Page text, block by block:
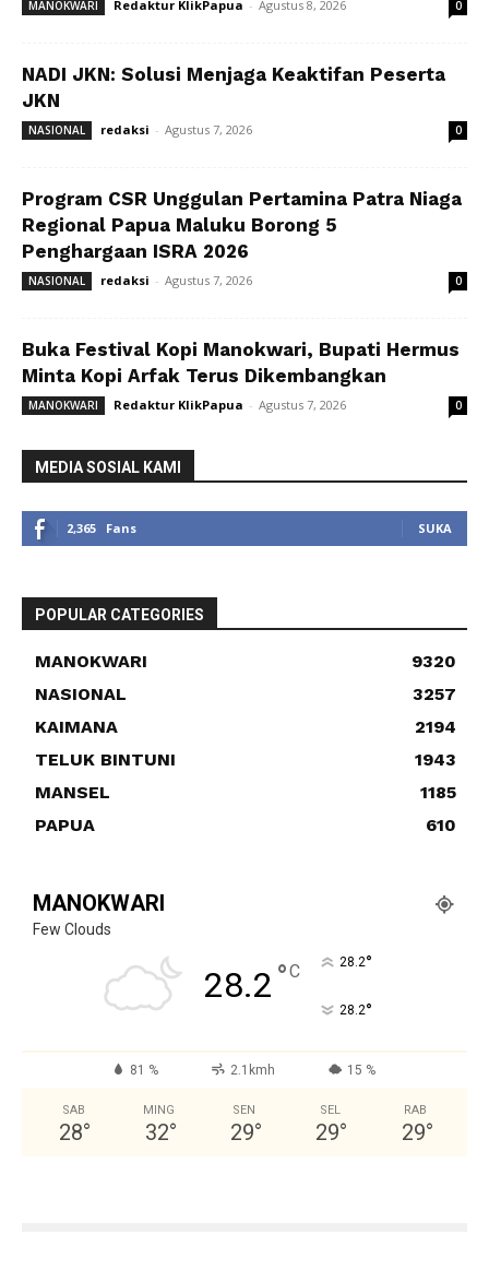
MANOKWARI Redaktur KlikPapua - Agustus 8, 2026 0
NADI JKN: Solusi Menjaga Keaktifan Peserta
JKN
NASIONAL redaksi - Agustus 7, 2026 0
Program CSR Unggulan Pertamina Patra Niaga
Regional Papua Maluku Borong 5
Penghargaan ISRA 2026
NASIONAL redaksi - Agustus 7, 2026 0
Buka Festival Kopi Manokwari, Bupati Hermus
Minta Kopi Arfak Terus Dikembangkan
MANOKWARI Redaktur KlikPapua - Agustus 7, 2026 0
MEDIA SOSIAL KAMI
2,365 Fans SUKA
POPULAR CATEGORIES
MANOKWARI
9320
NASIONAL
3257
KAIMANA
2194
TELUK BINTUNI
1943
MANSEL
1185
PAPUA
610
MANOKWARI
Few Clouds
28.2 °C 28.2°
28.2°
81 % 2.1kmh 15 %
SAB
28°
MING
32°
SEN
29°
SEL
29°
RAB
29°